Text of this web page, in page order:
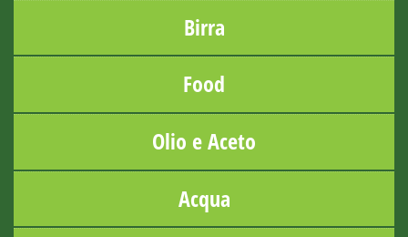
Birra
Food
Olio e Aceto
Acqua